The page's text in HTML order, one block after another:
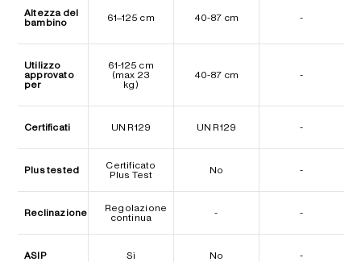
Altezza del
bambino
61–125 cm 40-87 cm -
Utilizzo
approvato
per
61-125 cm
(max 23
kg)
40-87 cm -
Certificati UN R129 UN R129 -
Plus tested
Certificato
Plus Test
No -
Reclinazione
Regolazione
continua
- -
ASIP Sì No -